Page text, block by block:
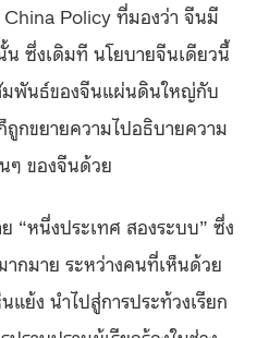
Policy ที่มองว่า จีนมี
น ซึ่งเดิมที นโยบายจีนเดียวนี้
มพันธ์ของจีนแผ่นดินใหญ่กับ
กขยายความไปอธิบายความ
ๆ ของจีนด้วย
“หนึ่งประเทศ สองระบบ” ซึ่ง
กมาย ระหว่างคนที่เห็นด้วย
ย้ง นำไปสู่การประท้วงเรียก